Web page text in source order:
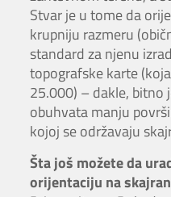
Stvar je u tome da
krupniju razmeru
standard za njenu
topografske karte
25.000) – dakle, bitno
obuhvata manju
kojoj se održavaju
Šta još možete da
orijentaciju na